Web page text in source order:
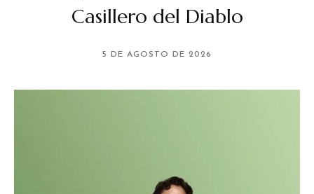
Casillero del Diablo
5 DE AGOSTO DE 2026